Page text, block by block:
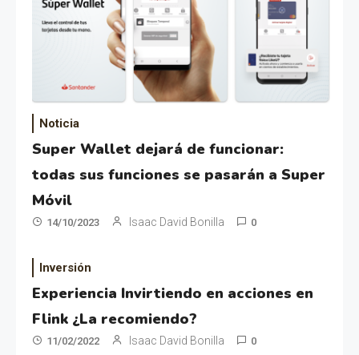
Noticia
Super Wallet dejará de funcionar:
todas sus funciones se pasarán a Super
Móvil
14/10/2023 Isaac David Bonilla 0
Inversión
Experiencia Invirtiendo en acciones en
Flink ¿La recomiendo?
11/02/2022 Isaac David Bonilla 0